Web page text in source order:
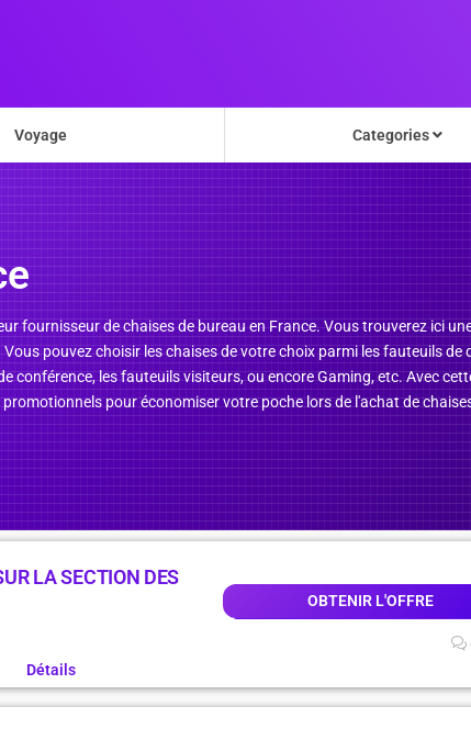
Voyage Categories
fournisseur de chaises de bureau en France. Vous trouverez ici
pouvez choisir les chaises de votre choix parmi les fauteuils
conférence, les fauteuils visiteurs, ou encore Gaming, etc. Avec
pour économiser votre poche lors de l'achat de
LA SECTION DES
OBTENIR L'OFFRE
Détails